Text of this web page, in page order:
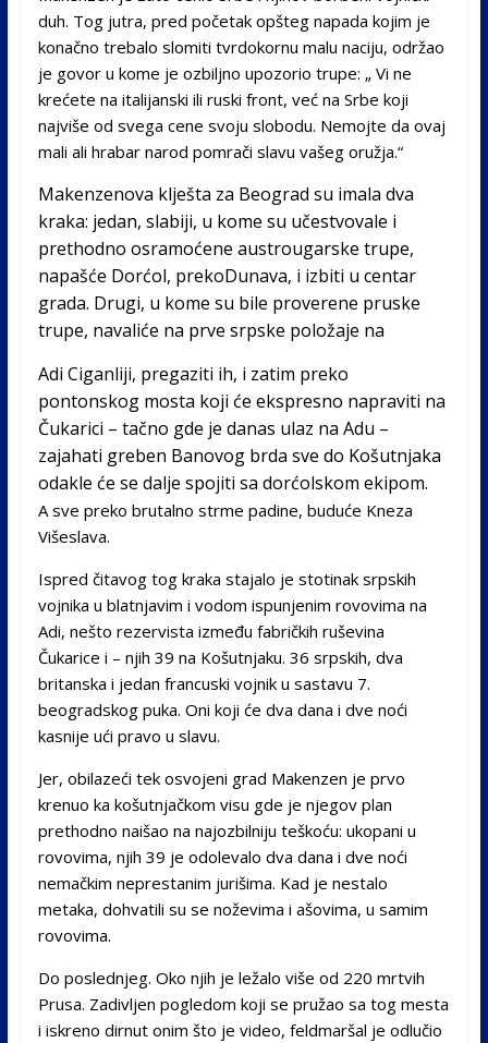
duh. Tog jutra, pred početak opšteg napada kojim je
konačno trebalo slomiti tvrdokornu malu naciju, održao
je govor u kome je ozbiljno upozorio trupe: „ Vi ne
krećete na italijanski ili ruski front, već na Srbe koji
najviše od svega cene svoju slobodu. Nemojte da ovaj
mali ali hrabar narod pomrači slavu vašeg oružja.“
Makenzenova klješta za Beograd su imala dva
kraka: jedan, slabiji, u kome su učestvovale i
prethodno osramoćene austrougarske trupe,
napašće Dorćol, prekoDunava, i izbiti u centar
grada. Drugi, u kome su bile proverene pruske
trupe, navaliće na prve srpske položaje na
Adi Ciganliji, pregaziti ih, i zatim preko
pontonskog mosta koji će ekspresno napraviti na
Čukarici – tačno gde je danas ulaz na Adu –
zajahati greben Banovog brda sve do Košutnjaka
odakle će se dalje spojiti sa dorćolskom ekipom.
A sve preko brutalno strme padine, buduće Kneza
Višeslava.
Ispred čitavog tog kraka stajalo je stotinak srpskih
vojnika u blatnjavim i vodom ispunjenim rovovima na
Adi, nešto rezervista između fabričkih ruševina
Čukarice i – njih 39 na Košutnjaku. 36 srpskih, dva
britanska i jedan francuski vojnik u sastavu 7.
beogradskog puka. Oni koji će dva dana i dve noći
kasnije ući pravo u slavu.
Jer, obilazeći tek osvojeni grad Makenzen je prvo
krenuo ka košutnjačkom visu gde je njegov plan
prethodno naišao na najozbilniju teškoću: ukopani u
rovovima, njih 39 je odolevalo dva dana i dve noći
nemačkim neprestanim jurišima. Kad je nestalo
metaka, dohvatili su se noževima i ašovima, u samim
rovovima.
Do poslednjeg. Oko njih je ležalo više od 220 mrtvih
Prusa. Zadivljen pogledom koji se pružao sa tog mesta
i iskreno dirnut onim što je video, feldmaršal je odlučio